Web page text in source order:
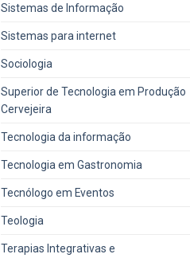
Sistemas de Informação
Sistemas para internet
Sociologia
Superior de Tecnologia em Produção
Cervejeira
Tecnologia da informação
Tecnologia em Gastronomia
Tecnólogo em Eventos
Teologia
Terapias Integrativas e